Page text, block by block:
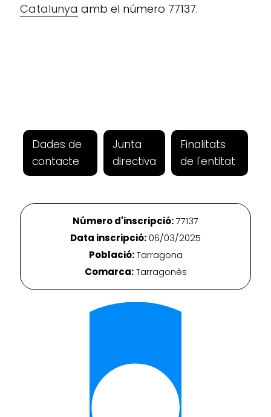
Catalunya amb el número 77137.
Dades de
contacte
Junta
directiva
Finalitats
de l'entitat
Número d'inscripció:77137
Data inscripció:06/03/2025
Població:Tarragona
Comarca:Tarragonès